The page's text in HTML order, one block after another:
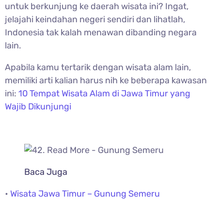
untuk berkunjung ke daerah wisata ini? Ingat,
jelajahi keindahan negeri sendiri dan lihatlah,
Indonesia tak kalah menawan dibanding negara
lain.
Apabila kamu tertarik dengan wisata alam lain,
memiliki arti kalian harus nih ke beberapa kawasan
ini: 10 Tempat Wisata Alam di Jawa Timur yang
Wajib Dikunjungi
Baca Juga
• Wisata Jawa Timur – Gunung Semeru